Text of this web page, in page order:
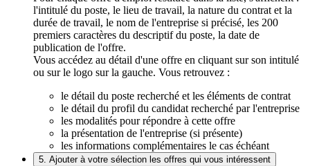
l'intitulé du poste, le lieu de travail, la nature du contrat et la
durée de travail, le nom de l'entreprise si précisé, les 200
premiers caractères du descriptif du poste, la date de
publication de l'offre.
Vous accédez au détail d'une offre en cliquant sur son intitulé
ou sur le logo sur la gauche. Vous retrouvez :
le détail du poste recherché et les éléments de contrat
le détail du profil du candidat recherché par l'entreprise
les modalités pour répondre à cette offre
la présentation de l'entreprise (si présente)
les informations complémentaires le cas échéant
5. Ajouter à votre sélection les offres qui vous intéressent